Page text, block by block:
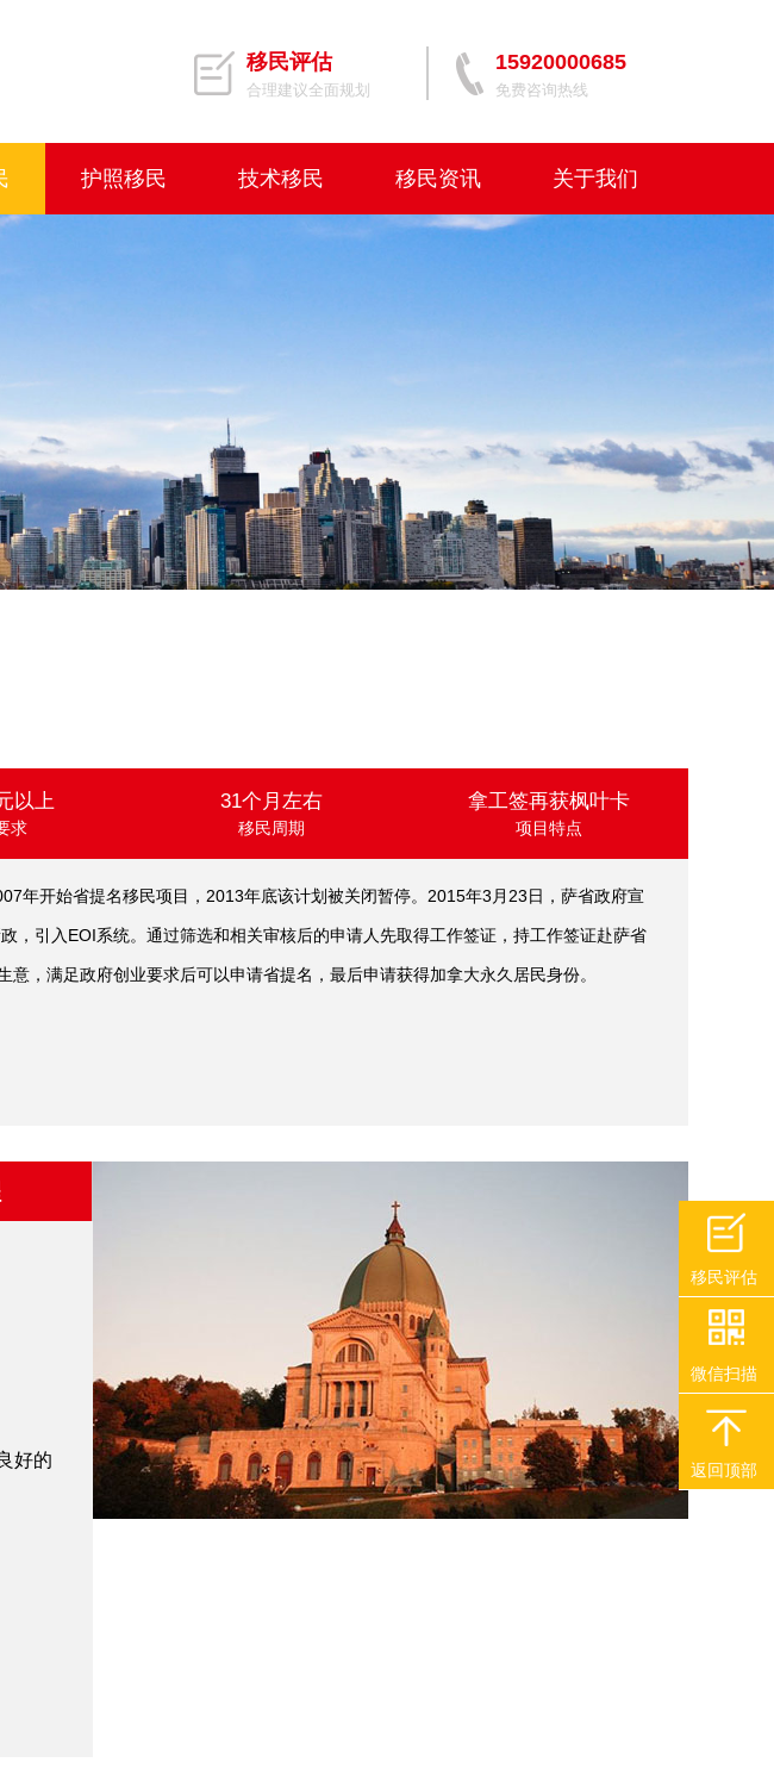
15920000685
免费咨询热线
移民评估
合理建议全面规划
护照移民 技术移民 移民资讯 关于我们
以上
求
31个月左右
移民周期
拿工签再获枫叶卡
项目特点
开始省提名移民项目，2013年底该计划被关闭暂停。2015年3月23日，萨省政府宣
，引入EOI系统。通过筛选和相关审核后的申请人先取得工作签证，持工作签证赴萨省
意，满足政府创业要求后可以申请省提名，最后申请获得加拿大永久居民身份。
好的
移民评估
微信扫描
返回顶部